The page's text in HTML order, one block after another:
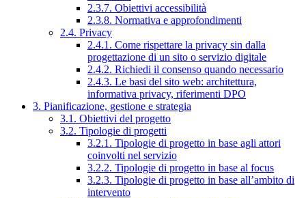
2.3.7. Obiettivi accessibilità
2.3.8. Normativa e approfondimenti
2.4. Privacy
2.4.1. Come rispettare la privacy sin dalla
progettazione di un sito o servizio digitale
2.4.2. Richiedi il consenso quando necessario
2.4.3. Le basi del sito web: architettura,
informativa privacy, riferimenti DPO
3. Pianificazione, gestione e strategia
3.1. Obiettivi del progetto
3.2. Tipologie di progetti
3.2.1. Tipologie di progetto in base agli attori
coinvolti nel servizio
3.2.2. Tipologie di progetto in base al focus
3.2.3. Tipologie di progetto in base all’ambito di
intervento